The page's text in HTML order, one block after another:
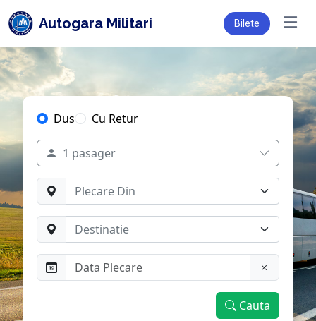
Autogara Militari Bilete